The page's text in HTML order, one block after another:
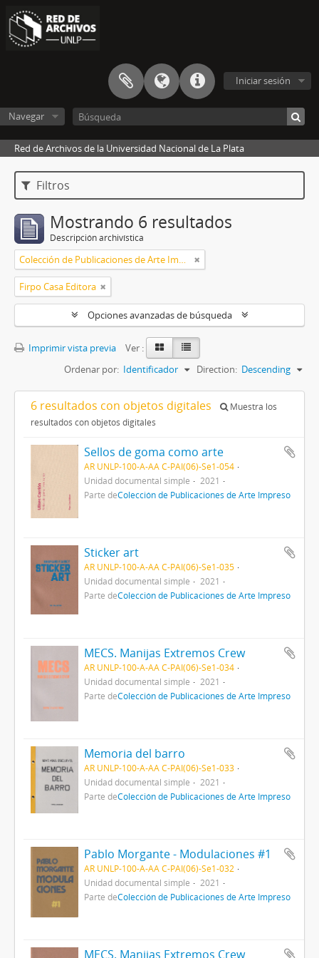
Iniciar sesión
Navegar
Red de Archivos de la Universidad Nacional de La Plata
Filtros
Mostrando 6 resultados
Descripción archivística
Colección de Publicaciones de Arte Impreso
Firpo Casa Editora
Opciones avanzadas de búsqueda
Imprimir vista previa
Ver :
Ordenar por: Identificador Direction: Descending
6 resultados con objetos digitales
Muestra los
resultados con objetos digitales
Sellos de goma como arte
AR UNLP-100-A-AA C-PAI(06)-Se1-054
Unidad documental simple
2021
Parte deColección de Publicaciones de Arte Impreso
Sticker art
AR UNLP-100-A-AA C-PAI(06)-Se1-035
Unidad documental simple
2021
Parte deColección de Publicaciones de Arte Impreso
MECS. Manijas Extremos Crew
AR UNLP-100-A-AA C-PAI(06)-Se1-034
Unidad documental simple
2021
Parte deColección de Publicaciones de Arte Impreso
Memoria del barro
AR UNLP-100-A-AA C-PAI(06)-Se1-033
Unidad documental simple
2021
Parte deColección de Publicaciones de Arte Impreso
Pablo Morgante - Modulaciones #1
AR UNLP-100-A-AA C-PAI(06)-Se1-032
Unidad documental simple
2021
Parte deColección de Publicaciones de Arte Impreso
MECS. Manijas Extremos Crew